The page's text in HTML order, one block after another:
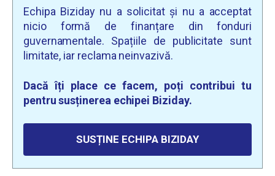
Echipa Biziday nu a solicitat și nu a acceptat
nicio formă de finanțare din fonduri
guvernamentale. Spațiile de publicitate sunt
limitate, iar reclama neinvazivă.
Dacă îți place ce facem, poți contribui tu
pentru susținerea echipei Biziday.
SUSȚINE ECHIPA BIZIDAY